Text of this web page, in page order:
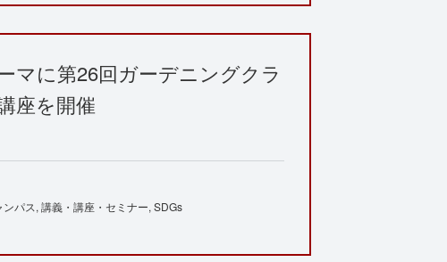
マに第26回ガーデニングクラ
座を開催
パス 講義・講座・セミナー SDGs